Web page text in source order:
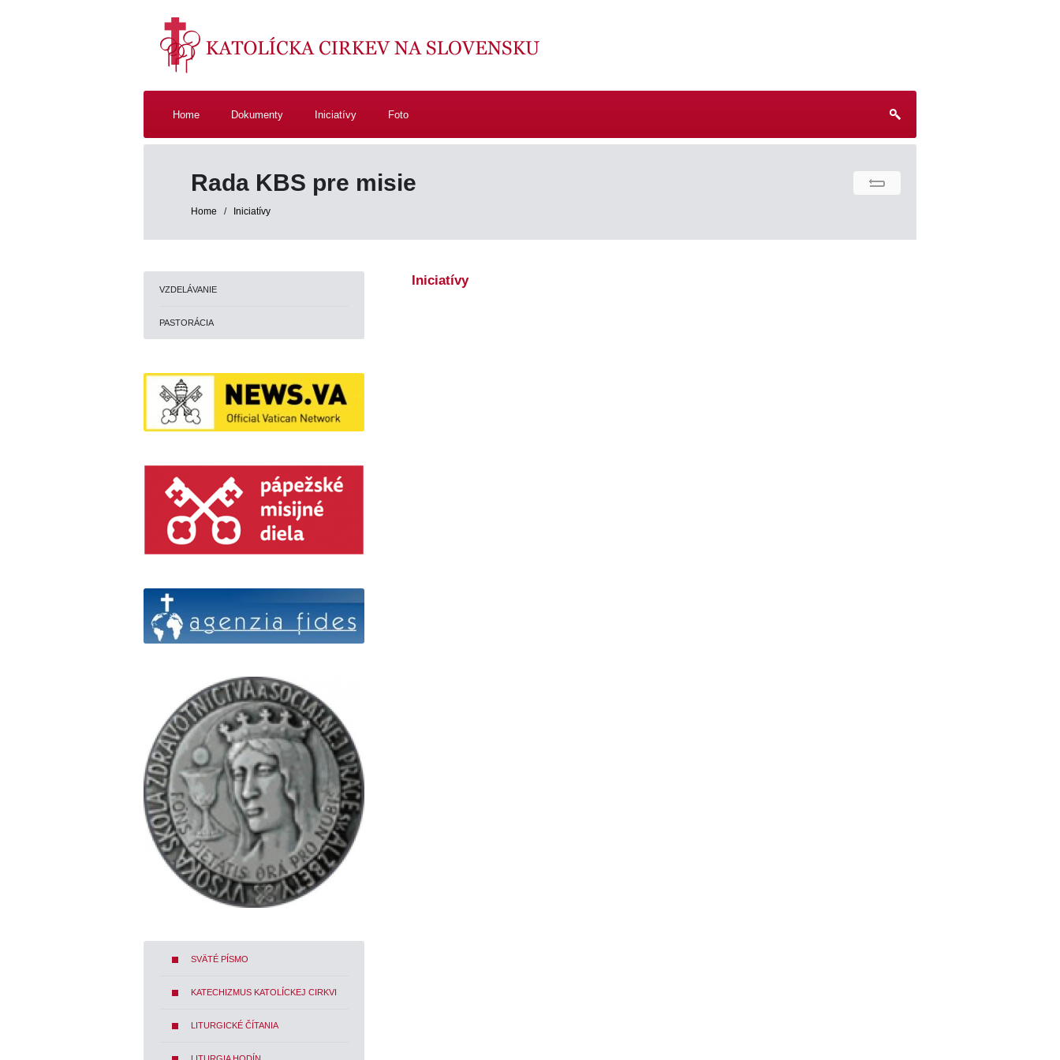
Home Dokumenty Iniciatívy Foto
Rada KBS pre misie
Home / Iniciatívy
VZDELÁVANIE
PASTORÁCIA
SVÄTÉ PÍSMO
KATECHIZMUS KATOLÍCKEJ CIRKVI
LITURGICKÉ ČÍTANIA
Iniciatívy